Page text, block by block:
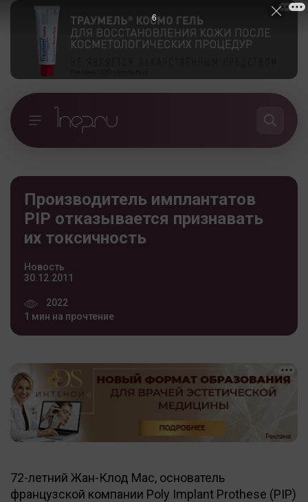
Производитель имплантатов
PIP отказывается признавать
их токсичность
Новость
30.12.2011
2022
1 мин на прочтение
72-летний Жан-Клод Мас, основатель
французской компании Poly Implant Prothese (PIP)
5